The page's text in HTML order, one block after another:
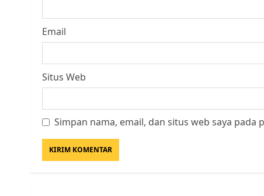
Email
Situs Web
Simpan nama, email, dan situs web saya